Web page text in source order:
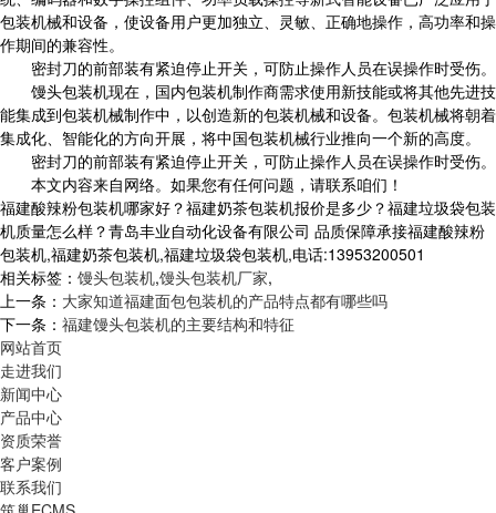
包装机械和设备，使设备用户更加独立、灵敏、正确地操作，高功率和操
作期间的兼容性。
密封刀的前部装有紧迫停止开关，可防止操作人员在误操作时受伤。
馒头包装机现在，国内包装机制作商需求使用新技能或将其他先进技
能集成到包装机械制作中，以创造新的包装机械和设备。包装机械将朝着
集成化、智能化的方向开展，将中国包装机械行业推向一个新的高度。
密封刀的前部装有紧迫停止开关，可防止操作人员在误操作时受伤。
本文内容来自网络。如果您有任何问题，请联系咱们！
福建酸辣粉包装机哪家好？福建奶茶包装机报价是多少？福建垃圾袋包装
机质量怎么样？青岛丰业自动化设备有限公司 品质保障承接福建酸辣粉
包装机,福建奶茶包装机,福建垃圾袋包装机,电话:13953200501
相关标签： 馒头包装机,馒头包装机厂家,
上一条： 大家知道福建面包包装机的产品特点都有哪些吗
下一条： 福建馒头包装机的主要结构和特征
网站首页
走进我们
新闻中心
产品中心
资质荣誉
客户案例
联系我们